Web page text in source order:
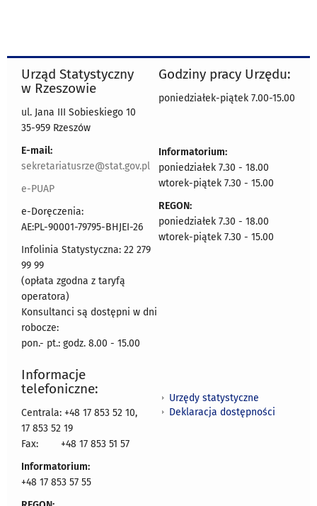
Urząd Statystyczny
w Rzeszowie
ul. Jana III Sobieskiego 10
35-959 Rzeszów
E-mail:
sekretariatusrze@stat.gov.pl
e-PUAP
e-Doręczenia:
AE:PL-90001-79795-BHJEI-26
Infolinia Statystyczna: 22 279
99 99
(opłata zgodna z taryfą
operatora)
Konsultanci są dostępni w dni
robocze:
pon.- pt.: godz. 8.00 - 15.00
Godziny pracy Urzędu:
poniedziałek-piątek 7.00-15.00
Informatorium:
poniedziałek 7.30 - 18.00
wtorek-piątek 7.30 - 15.00
REGON:
poniedziałek 7.30 - 18.00
wtorek-piątek 7.30 - 15.00
Informacje
telefoniczne:
Centrala: +48 17 853 52 10,
17 853 52 19
Fax:
+48 17 853 51 57
Informatorium:
+48 17 853 57 55
Urzędy statystyczne
Deklaracja dostępności